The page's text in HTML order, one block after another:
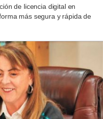
de licencia digital en
más segura y rápida de